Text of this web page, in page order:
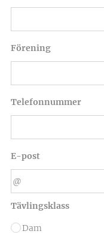
Förening
Telefonnummer
E-post
Tävlingsklass
Dam